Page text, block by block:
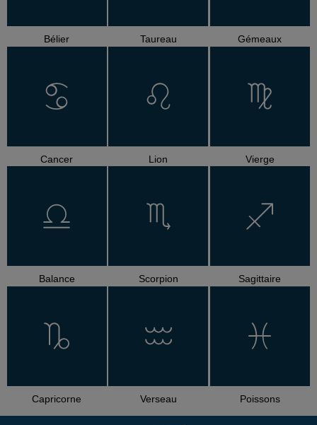
Bélier Taureau Gémeaux
Cancer Lion Vierge
Balance Scorpion Sagittaire
Capricorne Verseau Poissons